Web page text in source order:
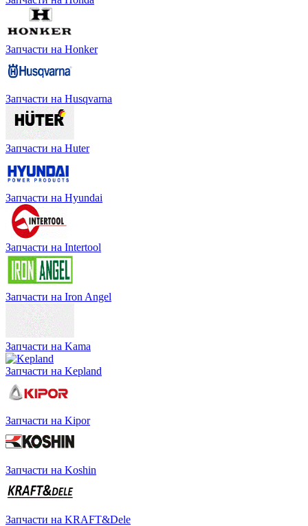
Запчасти на Honker
Запчасти на Husqvarna
Запчасти на Huter
Запчасти на Hyundai
Запчасти на Intertool
Запчасти на Iron Angel
Запчасти на Kama
Запчасти на Kepland
Запчасти на Kipor
Запчасти на Koshin
Запчасти на KRAFT&Dele